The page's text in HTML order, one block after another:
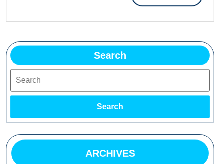
VEČ
Search
Search
ARCHIVES